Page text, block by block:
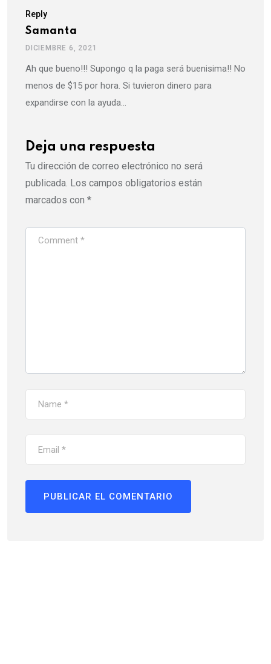
Reply
Samanta
DICIEMBRE 6, 2021
Ah que bueno!!! Supongo q la paga será buenisima!! No
menos de $15 por hora. Si tuvieron dinero para
expandirse con la ayuda…
Deja una respuesta
Tu dirección de correo electrónico no será
publicada. Los campos obligatorios están
marcados con *